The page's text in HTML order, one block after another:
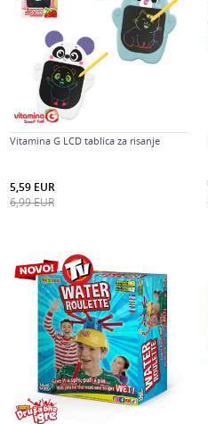
Vitamina G LCD tablica za risanje
5,59 EUR
6,99EUR